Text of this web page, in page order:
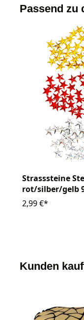
Passend zu
Strasssteine
rot/silber/gelb
2,99 €*
Kunden